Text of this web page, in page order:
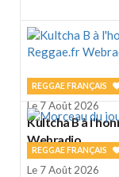
REGGAE FRANÇAIS
Le 7 Août 2026
Kultcha B à
Webradio
REGGAE FRANÇAIS
Le 7 Août 2026